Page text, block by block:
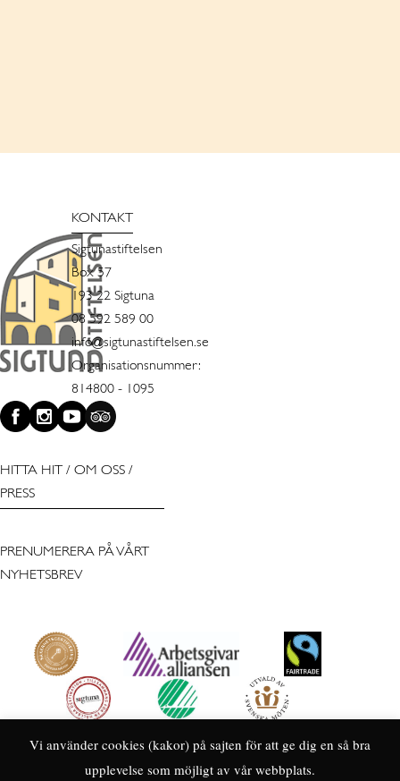
KONTAKT
Sigtunastiftelsen
Box 57
193 22 Sigtuna
08 592 589 00
info@sigtunastiftelsen.se
Organisationsnummer:
814800 - 1095
HITTA HIT / OM OSS /
PRESS
PRENUMERERA PÅ VÅRT
NYHETSBREV
Vi använder cookies (kakor) på sajten för att ge dig en så bra
upplevelse som möjligt av vår webbplats.